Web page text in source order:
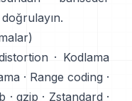
· Kodlama
· Range coding ·
· gzip · Zstandard ·